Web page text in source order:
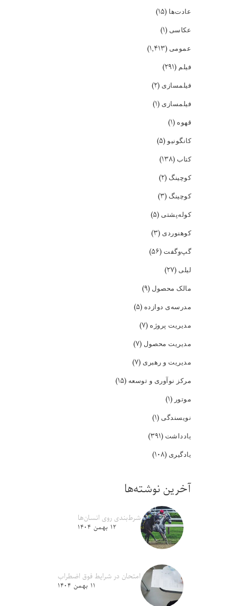
عادت‌ها (۱۵)
عکاسی (۱)
عمومی (۱,۴۱۳)
فیلم (۲۹۱)
فیلمسازی (۲)
فیلمسازی (۱)
قهوه (۱)
کانگونیو(۵)
کتاب (۱۳۸)
کوچینگ (۲)
کوچینگ (۳)
کوله‌پشتی (۵)
کوهنوردی (۳)
گپ‌و‌گفت (۵۶)
لیلی (۲۷)
مالک محصول (۹)
مدرسه‌ی دوازده (۵)
مدیریت پروژه (۷)
مدیریت محصول (۷)
مدیریت و رهبری (۷)
مرکز نوآوری و توسعه (۱۵)
موتور (۱)
نویسندگی (۱)
یادداشت (۳۹۱)
یادگیری (۱۰۸)
آخرین نوشته‌ها
شرط‌بندی روی انسان‌ها
۱۲ بهمن ۱۴۰۴
امتحان در شرایط فوق اضطراب
۱۱ بهمن ۱۴۰۴